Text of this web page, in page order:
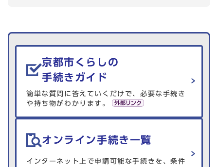
生活情報を探す
京都市くらしの
手続きガイド
簡単な質問に答えていくだけで、必要な手続き
や持ち物がわかります。
オンライン手続き一覧
インターネット上で申請可能な手続きを、条件